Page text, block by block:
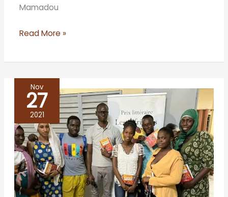
Mamadou
Read More »
Nov
27
2021
TAMBACOUNDA